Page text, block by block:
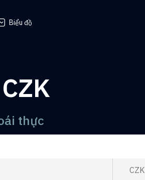
Biểu đồ
thực
CZK